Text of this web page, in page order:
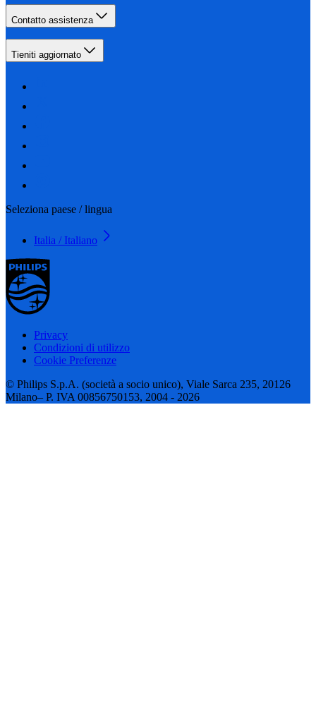
Contatto assistenza
Tieniti aggiornato
Seleziona paese / lingua
Italia / Italiano
Privacy
Condizioni di utilizzo
Cookie Preferenze
© Philips S.p.A. (società a socio unico), Viale Sarca 235, 20126
Milano– P. IVA 00856750153, 2004 - 2026